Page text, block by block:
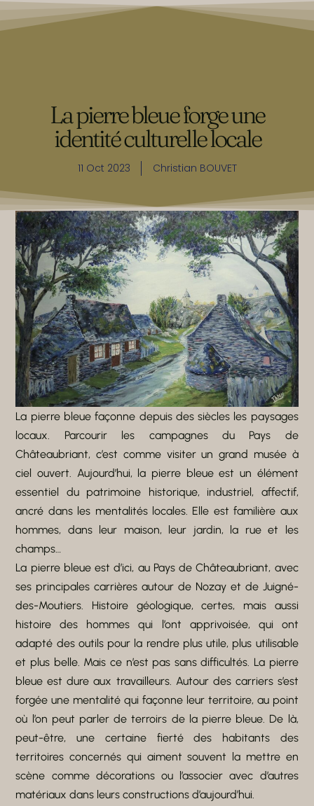
La pierre bleue forge une
identité culturelle locale
11 Oct 2023 Christian BOUVET
La pierre bleue façonne depuis des siècles les paysages
locaux. Parcourir les campagnes du Pays de
Châteaubriant, c’est comme visiter un grand musée à
ciel ouvert. Aujourd’hui, la pierre bleue est un élément
essentiel du patrimoine historique, industriel, affectif,
ancré dans les mentalités locales. Elle est familière aux
hommes, dans leur maison, leur jardin, la rue et les
champs…
La pierre bleue est d’ici, au Pays de Châteaubriant, avec
ses principales carrières autour de Nozay et de Juigné-
des-Moutiers. Histoire géologique, certes, mais aussi
histoire des hommes qui l’ont apprivoisée, qui ont
adapté des outils pour la rendre plus utile, plus utilisable
et plus belle. Mais ce n’est pas sans difficultés. La pierre
bleue est dure aux travailleurs. Autour des carriers s’est
forgée une mentalité qui façonne leur territoire, au point
où l’on peut parler de terroirs de la pierre bleue. De là,
peut-être, une certaine fierté des habitants des
territoires concernés qui aiment souvent la mettre en
scène comme décorations ou l’associer avec d’autres
matériaux dans leurs constructions d’aujourd’hui.